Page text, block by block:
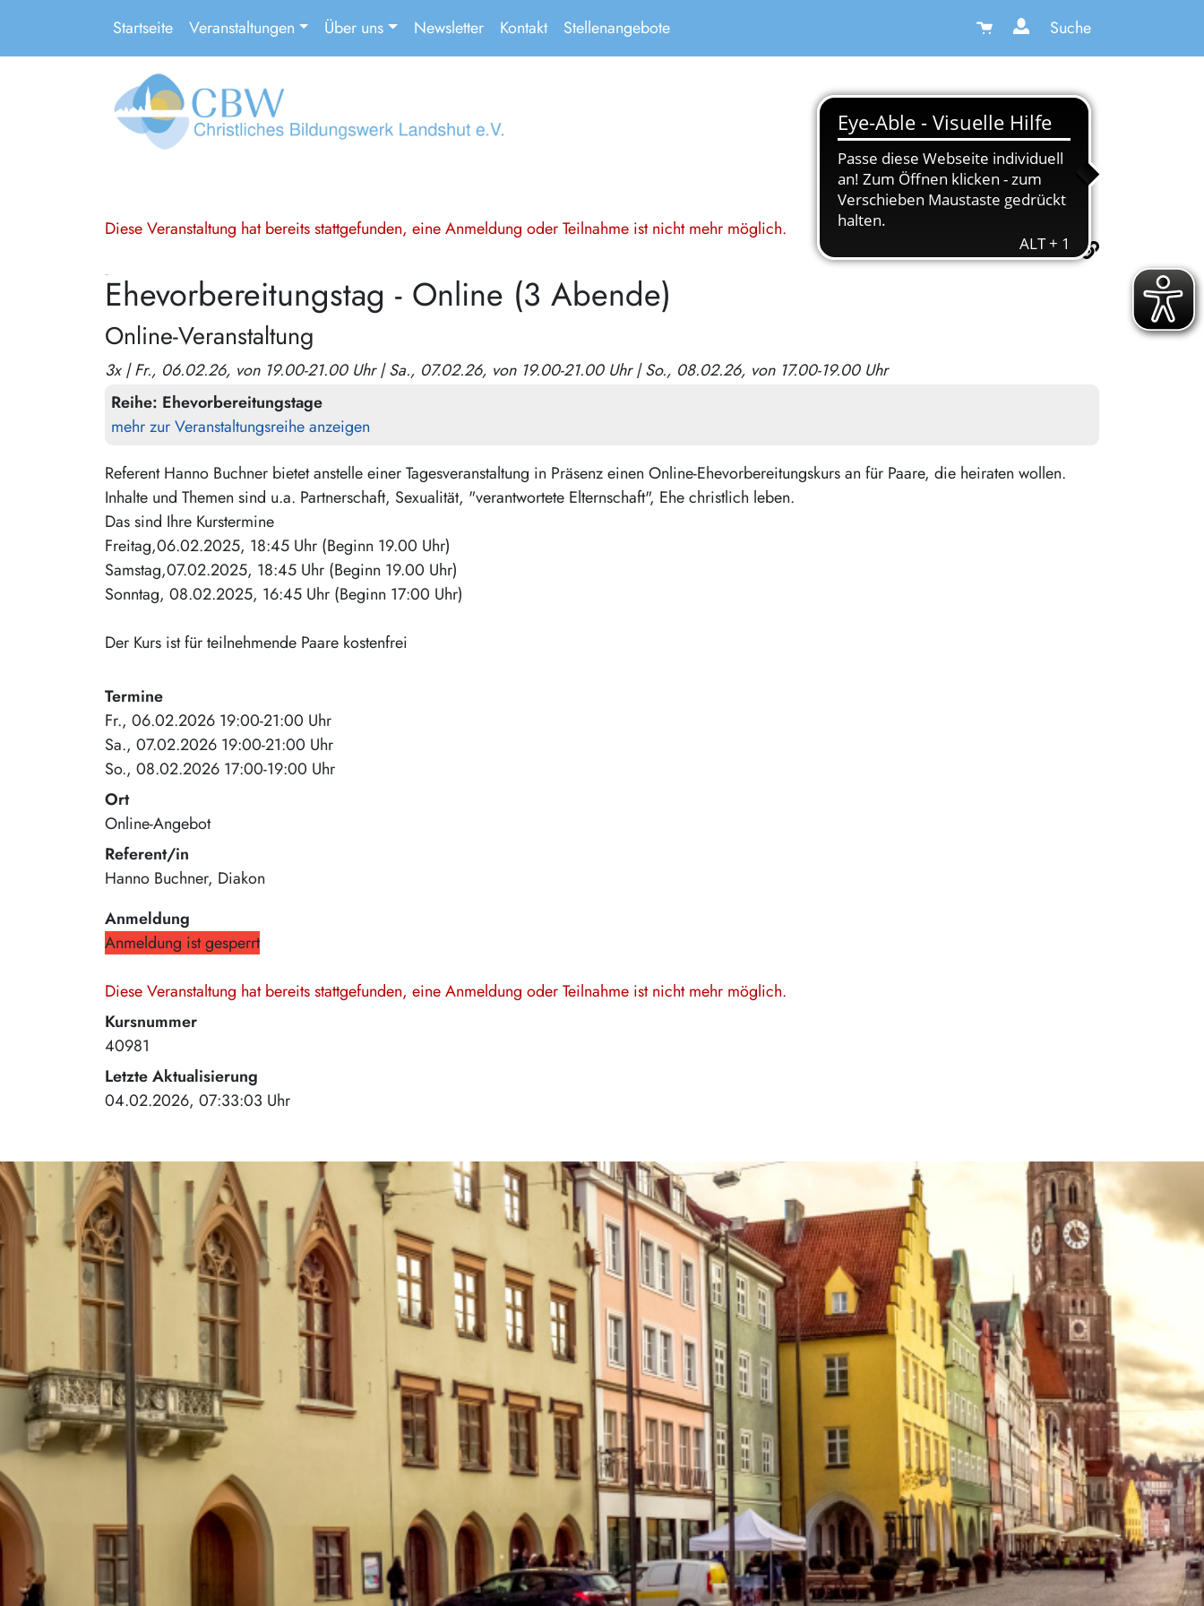
Startseite Veranstaltungen Über uns Newsletter Kontakt Stellenangebote Suche
Diese Veranstaltung hat bereits stattgefunden, eine Anmeldung oder Teilnahme ist nicht mehr möglich.
Ehevorbereitungstag - Online (3 Abende)
Online-Veranstaltung
3x | Fr., 06.02.26, von 19.00-21.00 Uhr | Sa., 07.02.26, von 19.00-21.00 Uhr | So., 08.02.26, von 17.00-19.00 Uhr
Reihe: Ehevorbereitungstage
mehr zur Veranstaltungsreihe anzeigen
Referent Hanno Buchner bietet anstelle einer Tagesveranstaltung in Präsenz einen Online-Ehevorbereitungskurs an für Paare, die heiraten wollen.
Inhalte und Themen sind u.a. Partnerschaft, Sexualität, "verantwortete Elternschaft", Ehe christlich leben.
Das sind Ihre Kurstermine
Freitag,06.02.2025, 18:45 Uhr (Beginn 19.00 Uhr)
Samstag,07.02.2025, 18:45 Uhr (Beginn 19.00 Uhr)
Sonntag, 08.02.2025, 16:45 Uhr (Beginn 17:00 Uhr)
Der Kurs ist für teilnehmende Paare kostenfrei
Termine
Fr., 06.02.2026 19:00-21:00 Uhr
Sa., 07.02.2026 19:00-21:00 Uhr
So., 08.02.2026 17:00-19:00 Uhr
Ort
Online-Angebot
Referent/in
Hanno Buchner, Diakon
Anmeldung
Anmeldung ist gesperrt
Diese Veranstaltung hat bereits stattgefunden, eine Anmeldung oder Teilnahme ist nicht mehr möglich.
Kursnummer
40981
Letzte Aktualisierung
04.02.2026, 07:33:03 Uhr